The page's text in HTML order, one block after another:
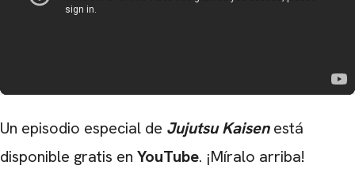
Un episodio especial de Jujutsu Kaisenestá
disponible gratis en YouTube. ¡Míralo arriba!